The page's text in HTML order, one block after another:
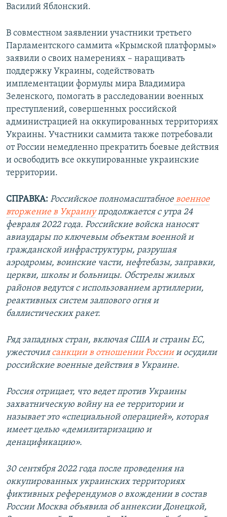
Василий Яблонский.
В совместном заявлении участники третьего
Парламентского саммита «Крымской платформы»
заявили о своих намерениях – наращивать
поддержку Украины, содействовать
имплементации формулы мира Владимира
Зеленского, помогать в расследовании военных
преступлений, совершенных российской
администрацией на оккупированных территориях
Украины. Участники саммита также потребовали
от России немедленно прекратить боевые действия
и освободить все оккупированные украинские
территории.
СПРАВКА: Российское полномасштабноевоенное
вторжение в Украинупродолжается с утра 24
февраля 2022 года. Российские войска наносят
авиаудары по ключевым объектам военной и
гражданской инфраструктуры, разрушая
аэродромы, воинские части, нефтебазы, заправки,
церкви, школы и больницы. Обстрелы жилых
районов ведутся с использованием артиллерии,
реактивных систем залпового огня и
баллистических ракет.
Ряд западных стран, включая США и страны ЕС,
ужесточилсанкции в отношении Россиии осудили
российские военные действия в Украине.
Россия отрицает, что ведет против Украины
захватническую войну на ее территории и
называет это «специальной операцией», которая
имеет целью «демилитаризацию и
денацификацию».
30 сентября 2022 года после проведения на
оккупированных украинских территориях
фиктивных референдумов о вхождении в состав
России Москва объявила об аннексии Донецкой,